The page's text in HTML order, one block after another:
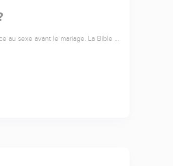
au sexe avant le mariage. La Bible …